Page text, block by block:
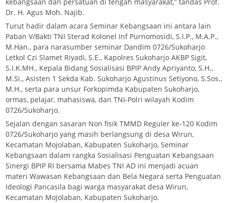
kebangsaan dan persatuan di tengah masyarakat,” tandas Prof.
Dr. H. Agus Moh. Najib.
Turut hadir dalam acara Seminar Kebangsaan ini antara lain
Paban V/Bakti TNI Sterad Kolonel Inf Purnomosidi, S.I.P., M.A.P.,
M.Han., para narasumber seminar Dandim 0726/Sukoharjo
Letkol Czi Slamet Riyadi, S.E., Kapolres Sukoharjo AKBP Sigit,
S.I.K.MH., Kepala Bidang Sosialisasi BPIP Andy Apriyanto, S.H.,
M.Si., Asisten 1 Sekda Kab. Sukoharjo Agustinus Setiyono, S.Sos.,
M.H., serta para unsur Forkopimda Kabupaten Sukoharjo,
ormas, pelajar, mahasiswa, dan TNI-Polri wilayah Kodim
0726/Sukoharjo.
Sejalan dengan sasaran Non fisik TMMD Reguler ke-120 Kodim
0726/Sukoharjo yang masih berlangsung di desa Wirun,
Kecamatan Mojolaban, Kabupaten Sukoharjo, Seminar
Kebangsaan dalam rangka Sosialisasi Penguatan Kebangsaan
Sinergi BPIP RI bersama Mabes TNI AD ini menjadi acuan
materi Wawasan Kebangsaan dan Bela Negara serta Penguatan
Ideologi Pancasila bagi warga masyarakat desa Wirun,
Kecamatan Mojolaban, Kabupaten Sukoharjo.